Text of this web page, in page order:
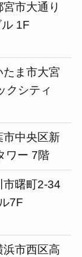
市大通り
1F
ま市大宮
クシティ
中央区新
ワー 7階
曙町2-34
7F
市西区高